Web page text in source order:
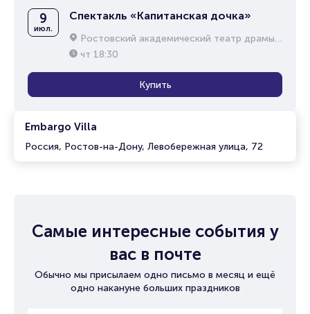
Embargo Villa
Россия, Ростов-на-Дону, Левобережная улица, 72
9
июл.
Спектакль «Капитанская дочка»
Ростовский академический театр драмы им. М.Горького
чт 18:30
Купить
Самые интересные события у
вас в почте
Обычно мы присылаем одно письмо в месяц и ещё
одно накануне больших праздников